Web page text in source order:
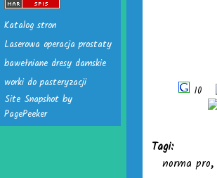
Katalog stron
Laserowa operacja prostaty
bawełniane dresy damskie
worki do pasteryzacji
Site Snapshot by
PagePeeker
10
Tagi:
norma pro,